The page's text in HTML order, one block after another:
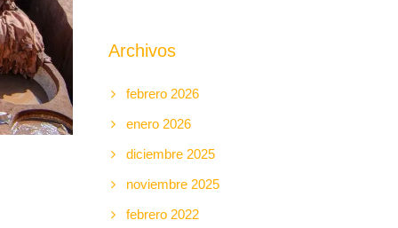
Archivos
febrero 2026
enero 2026
diciembre 2025
noviembre 2025
febrero 2022